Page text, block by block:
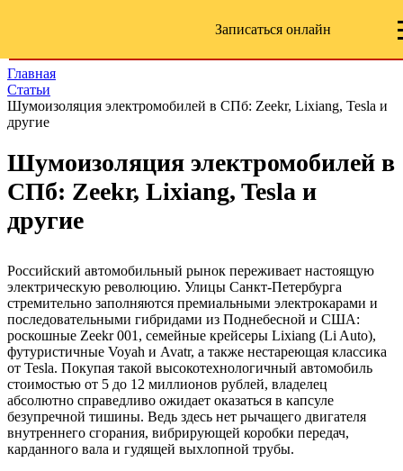
Записаться онлайн
Главная
Статьи
Шумоизоляция электромобилей в СПб: Zeekr, Lixiang, Tesla и
другие
Шумоизоляция электромобилей в
СПб: Zeekr, Lixiang, Tesla и
другие
Российский автомобильный рынок переживает настоящую
электрическую революцию. Улицы Санкт-Петербурга
стремительно заполняются премиальными электрокарами и
последовательными гибридами из Поднебесной и США:
роскошные Zeekr 001, семейные крейсеры Lixiang (Li Auto),
футуристичные Voyah и Avatr, а также нестареющая классика
от Tesla. Покупая такой высокотехнологичный автомобиль
стоимостью от 5 до 12 миллионов рублей, владелец
абсолютно справедливо ожидает оказаться в капсуле
безупречной тишины. Ведь здесь нет рычащего двигателя
внутреннего сгорания, вибрирующей коробки передач,
карданного вала и гудящей выхлопной трубы.